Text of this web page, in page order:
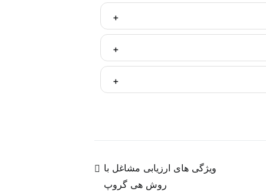
انجام موضوع آموزش پس از مشارکت فعال
مناسبی در این حرفه قرار گیرند.
پس از آموزش به ذینفعان و متولیان منابع
وابسته به مشاور نبوده و می‌تواند خود،
دیجیتال مارکتینگ فعال در فضای مجازی و
یا ترجمه‌ای از روندها و سیگنال‌های موجود
ویژگی های ارزیابی مشاغل با
روش هی گروپ